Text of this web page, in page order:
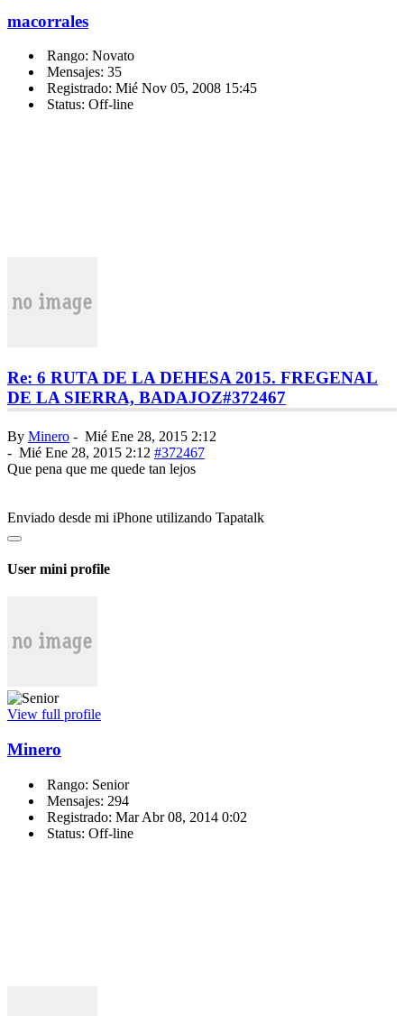
macorrales
Rango: Novato
Mensajes: 35
Registrado: Mié Nov 05, 2008 15:45
Status: Off-line
Re: 6 RUTA DE LA DEHESA 2015. FREGENAL
DE LA SIERRA, BADAJOZ#372467
By Minero - Mié Ene 28, 2015 2:12
- Mié Ene 28, 2015 2:12 #372467
Que pena que me quede tan lejos
Enviado desde mi iPhone utilizando Tapatalk
User mini profile
View full profile
Minero
Rango: Senior
Mensajes: 294
Registrado: Mar Abr 08, 2014 0:02
Status: Off-line